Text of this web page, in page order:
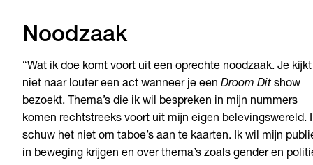
Noodzaak
“Wat ik doe komt voort uit een oprechte noodzaak. Je kijkt
niet naar louter een act wanneer je een Droom Dit show
bezoekt. Thema’s die ik wil bespreken in mijn nummers
komen rechtstreeks voort uit mijn eigen belevingswereld.
schuw het niet om taboe’s aan te kaarten. Ik wil mijn
in beweging krijgen en over thema’s zoals gender en